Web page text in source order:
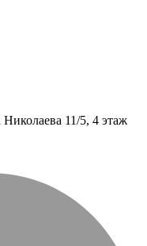
11/5, 4 этаж